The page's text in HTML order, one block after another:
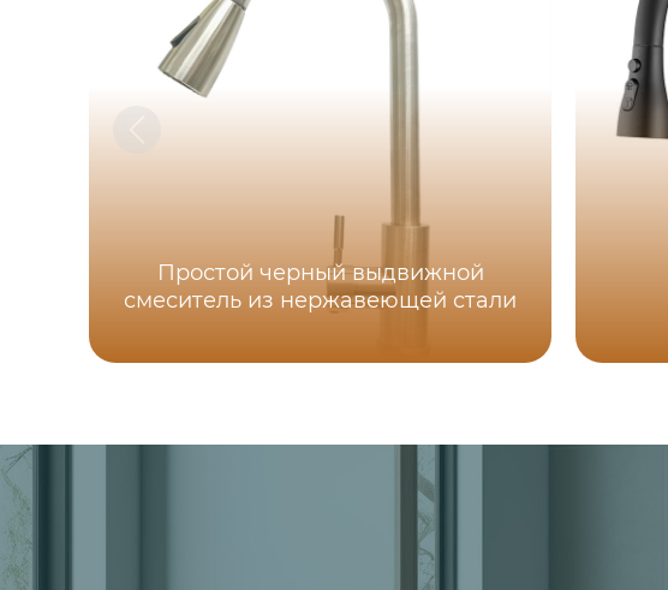
Простой черный выдвижной
смеситель из нержавеющей стали